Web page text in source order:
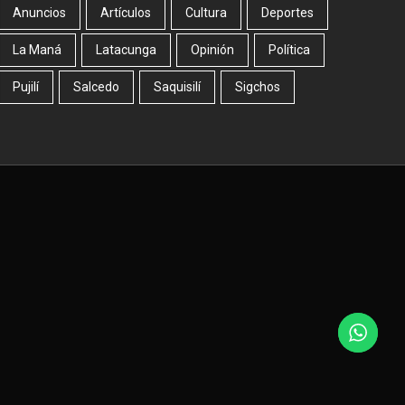
Anuncios Artículos Cultura Deportes
La Maná Latacunga Opinión Política
Pujilí Salcedo Saquisilí Sigchos